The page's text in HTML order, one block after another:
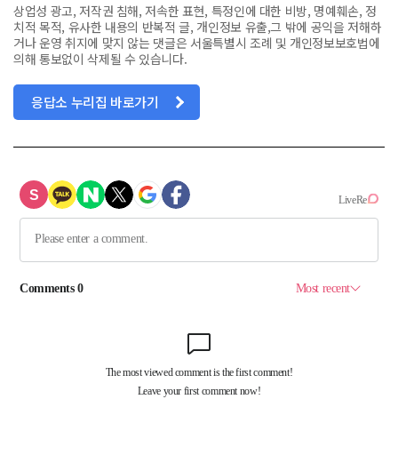
상업성 광고, 저작권 침해, 저속한 표현, 특정인에 대한 비방, 명예훼손, 정
치적 목적, 유사한 내용의 반복적 글, 개인정보 유출,그 밖에 공익을 저해하
거나 운영 취지에 맞지 않는 댓글은 서울특별시 조례 및 개인정보보호법에
의해 통보없이 삭제될 수 있습니다.
응답소 누리집 바로가기